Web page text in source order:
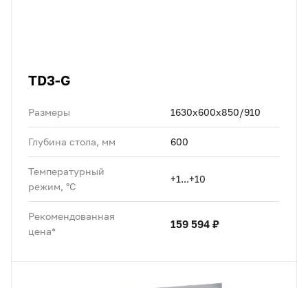
TD3-G
Размеры 1630x600x850/910
Глубина стола, мм 600
Температурный
режим, °C
+1...+10
Рекомендованная
цена*
159 594 ₽